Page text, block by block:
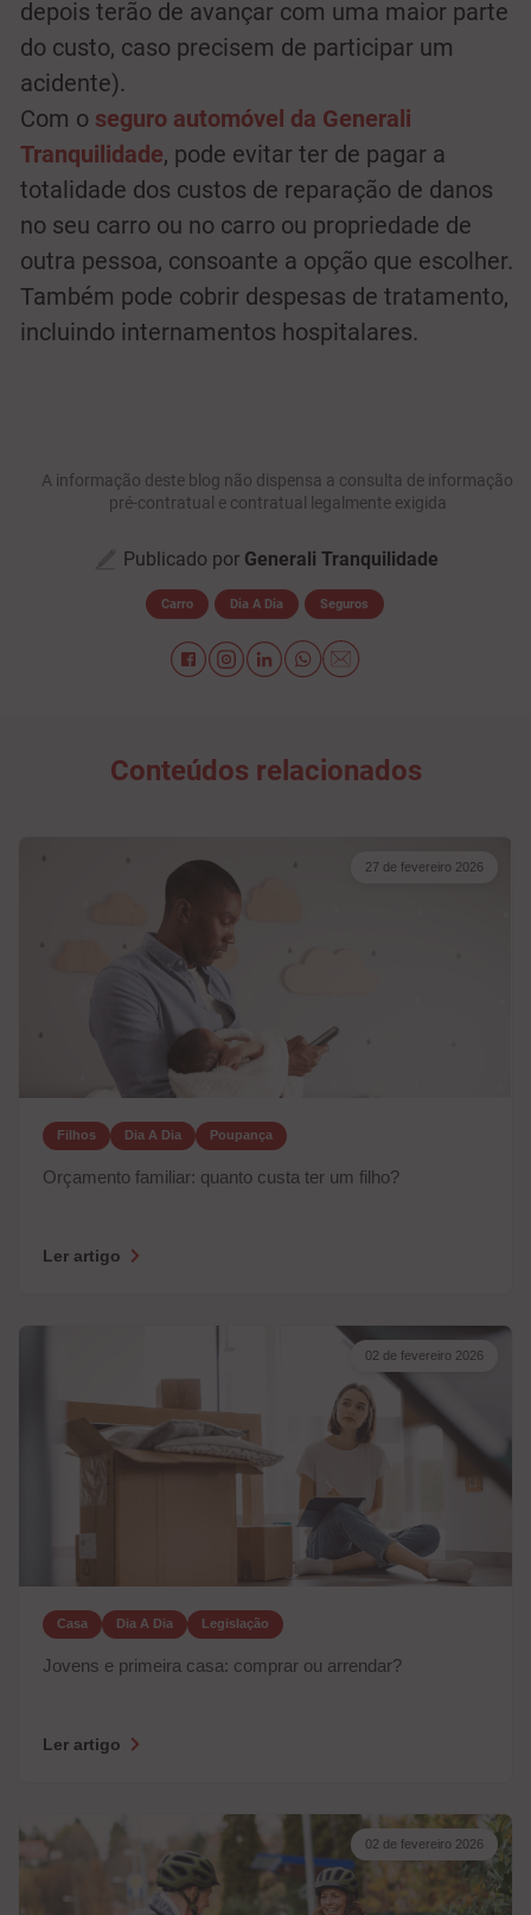
depois terão de avançar com uma maior parte
do custo, caso precisem de participar um
acidente).
Com o seguro automóvel da Generali
Tranquilidade, pode evitar ter de pagar a
totalidade dos custos de reparação de danos
no seu carro ou no carro ou propriedade de
outra pessoa, consoante a opção que escolher.
Também pode cobrir despesas de tratamento,
incluindo internamentos hospitalares.
A informação deste blog não dispensa a consulta de informação
pré-contratual e contratual legalmente exigida
Publicado por Generali Tranquilidade
Carro Dia A Dia Seguros
Conteúdos relacionados
27 de fevereiro 2026
Filhos Dia A Dia Poupança
Orçamento familiar: quanto custa ter um filho?
Ler artigo
02 de fevereiro 2026
Casa Dia A Dia Legislação
Jovens e primeira casa: comprar ou arrendar?
Ler artigo
02 de fevereiro 2026